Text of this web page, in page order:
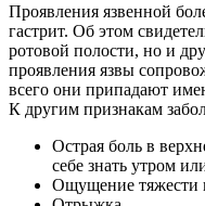
Проявления язвенной
гастрит. Об этом
ротовой полости, но и
проявления язвы
всего они припадают
К другим признакам
Острая боль в
себе знать утром
Ощущение тяжести